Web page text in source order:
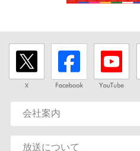
会社案内
放送について